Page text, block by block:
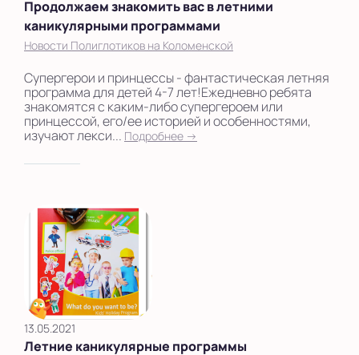
Продолжаем знакомить вас в летними
каникулярными программами
Новости Полиглотиков на Коломенской
Супергерои и принцессы - фантастическая летняя
программа для детей 4-7 лет!Ежедневно ребята
знакомятся с каким-либо супергероем или
принцессой, его/ее историей и особенностями,
изучают лекси... Подробнее →
13.05.2021
Летние каникулярные программы